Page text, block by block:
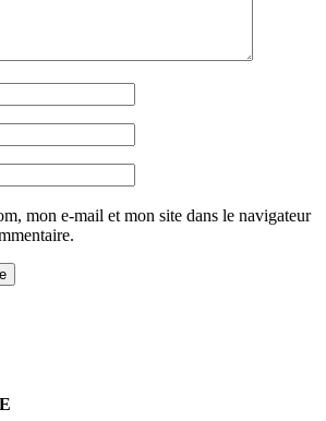
mon e-mail et mon site dans le navigateur